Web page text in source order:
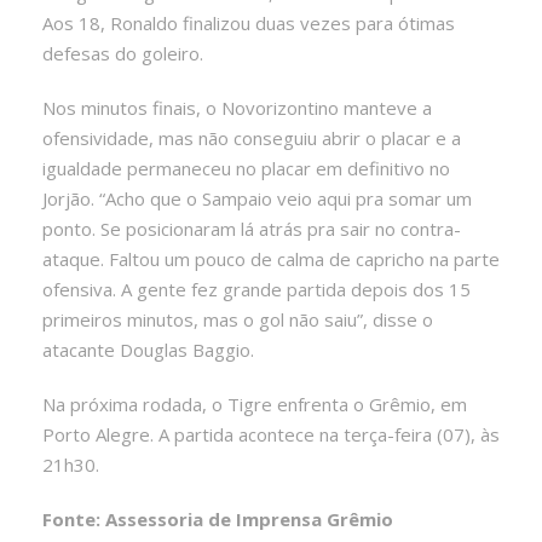
Aos 18, Ronaldo finalizou duas vezes para ótimas
defesas do goleiro.
Nos minutos finais, o Novorizontino manteve a
ofensividade, mas não conseguiu abrir o placar e a
igualdade permaneceu no placar em definitivo no
Jorjão. “Acho que o Sampaio veio aqui pra somar um
ponto. Se posicionaram lá atrás pra sair no contra-
ataque. Faltou um pouco de calma de capricho na parte
ofensiva. A gente fez grande partida depois dos 15
primeiros minutos, mas o gol não saiu”, disse o
atacante Douglas Baggio.
Na próxima rodada, o Tigre enfrenta o Grêmio, em
Porto Alegre. A partida acontece na terça-feira (07), às
21h30.
Fonte: Assessoria de Imprensa Grêmio